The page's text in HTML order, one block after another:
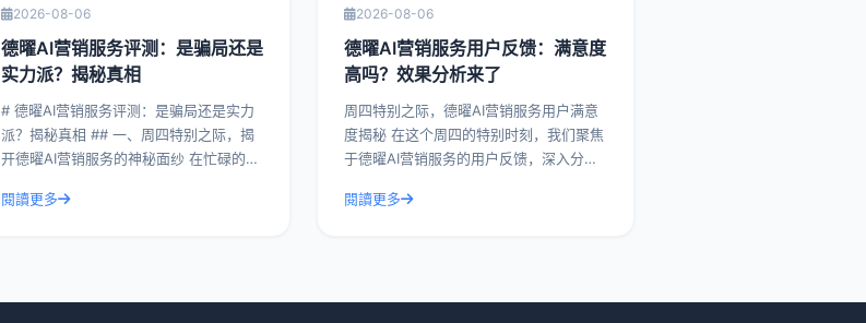
2026-08-06
德曜AI营销服务评测：是骗局还是
实力派？揭秘真相
# 德曜AI营销服务评测：是骗局还是实力
派？揭秘真相 ## 一、周四特别之际，揭
开德曜AI营销服务的神秘面纱 在忙碌的一
我们就来揭开德曜AI营销服务的神秘面
閱讀更多
2026-08-06
德曜AI营销服务用户反馈：满意度
高吗？效果分析来了
周四特别之际，德曜AI营销服务用户满意
度揭秘 在这个周四的特别时刻，我们聚焦
于德曜AI营销服务的用户反馈，深入分析
具体案例。德曜AI营销服务作为行业内的
閱讀更多